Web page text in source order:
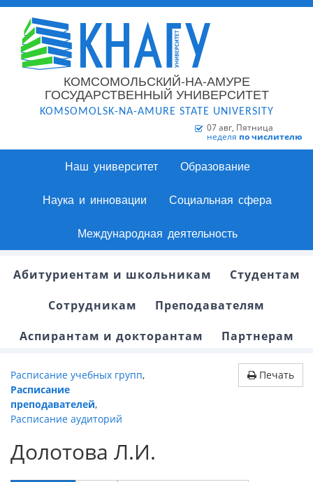
КОМСОМОЛЬСКИЙ-НА-АМУРЕ
ГОСУДАРСТВЕННЫЙ УНИВЕРСИТЕТ
KOMSOMOLSK-NA-AMURE STATE UNIVERSITY
07 авг, Пятница
неделя по числителю
Наш университет Образование
Наука и инновации Социальная сфера
Международная деятельность
Абитуриентам и школьникам
Студентам
Сотрудникам
Преподавателям
Аспирантам и докторантам
Партнерам
Расписание учебных групп,
Расписание
преподавателей,
Расписание аудиторий
Печать
Долотова Л.И.